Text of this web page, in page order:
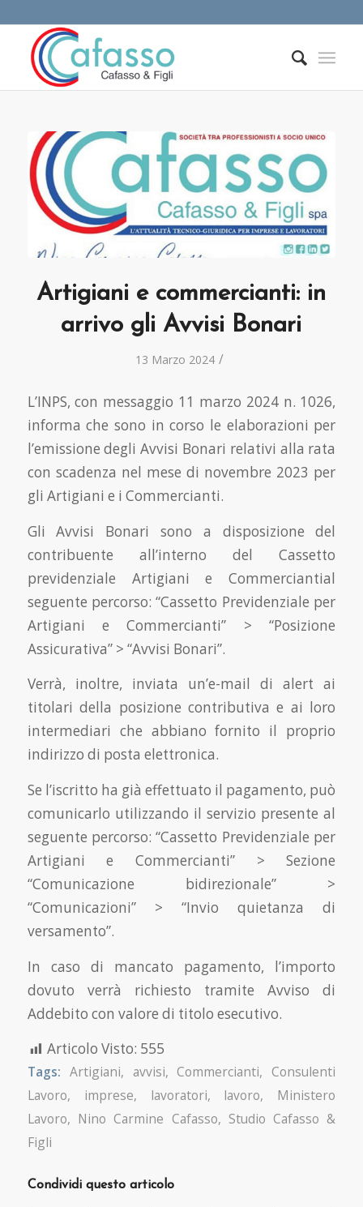
Artigiani e commercianti: in
arrivo gli Avvisi Bonari
13 Marzo 2024 /
L’INPS, con messaggio 11 marzo 2024 n. 1026,
informa che sono in corso le elaborazioni per
l’emissione degli Avvisi Bonari relativi alla rata
con scadenza nel mese di novembre 2023 per
gli Artigiani e i Commercianti.
Gli Avvisi Bonari sono a disposizione del
contribuente all’interno del Cassetto
previdenziale Artigiani e Commerciantial
seguente percorso: “Cassetto Previdenziale per
Artigiani e Commercianti” > “Posizione
Assicurativa” > “Avvisi Bonari”.
Verrà, inoltre, inviata un’e-mail di alert ai
titolari della posizione contributiva e ai loro
intermediari che abbiano fornito il proprio
indirizzo di posta elettronica.
Se l’iscritto ha già effettuato il pagamento, può
comunicarlo utilizzando il servizio presente al
seguente percorso: “Cassetto Previdenziale per
Artigiani e Commercianti” > Sezione
“Comunicazione bidirezionale” >
“Comunicazioni” > “Invio quietanza di
versamento”.
In caso di mancato pagamento, l’importo
dovuto verrà richiesto tramite Avviso di
Addebito con valore di titolo esecutivo.
Articolo Visto: 555
Tags: Artigiani, avvisi, Commercianti, Consulenti
Lavoro, imprese, lavoratori, lavoro, Ministero
Lavoro, Nino Carmine Cafasso, Studio Cafasso &
Figli
Condividi questo articolo